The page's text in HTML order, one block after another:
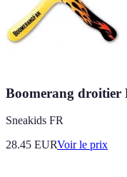
Boomerang droitier
Sneakids FR
28.45 EURVoir le prix